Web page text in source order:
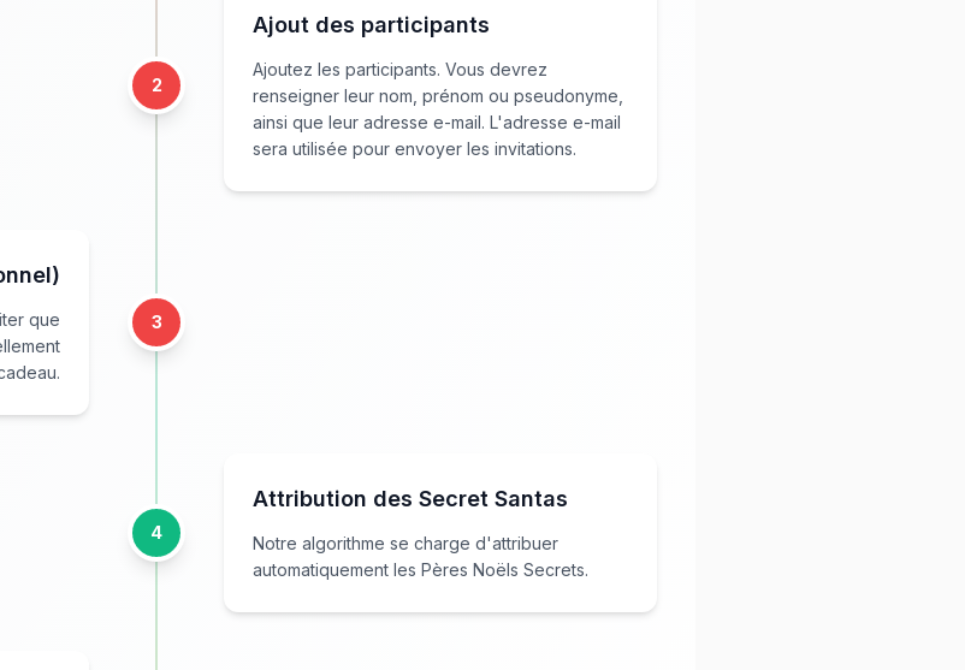
2
Ajout des participants
Ajoutez les participants. Vous devrez
renseigner leur nom, prénom ou pseudonyme,
ainsi que leur adresse e-mail. L'adresse e-mail
sera utilisée pour envoyer les invitations.
que
3
4
Attribution des Secret Santas
Notre algorithme se charge d'attribuer
automatiquement les Pères Noëls Secrets.